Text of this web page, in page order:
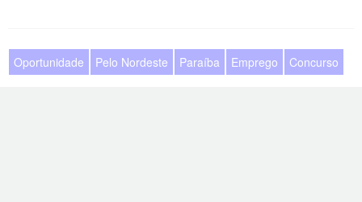
Oportunidade Pelo Nordeste Paraíba Emprego Concurso